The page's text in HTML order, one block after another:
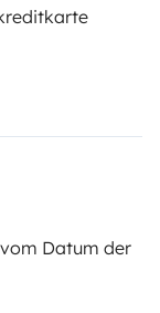
Datum der